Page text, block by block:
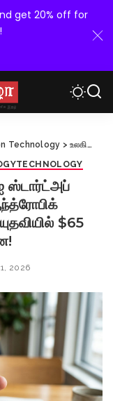
get 20% off for
Technology >உலகின் மிக மதிப்புமிக்க ஏஐ ஸ்டார்ட்அப் நிறுவனமாக உயர்ந்தது ஆந்த்ரோபிக் (Anthropic): சீரிஸ் எச் நிதியுதவியில் $65 பில்லியன் சாதனை!
TECHNOLOGY
ஸ்டார்ட்அப்
$65
2026